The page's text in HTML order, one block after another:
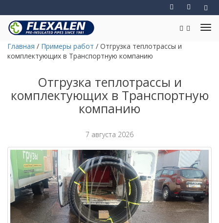
Главная / Примеры работ / Отгрузка теплотрассы и
комплектующих в Транспортную компанию
Отгрузка теплотрассы и
комплектующих в Транспортную
компанию
7 августа 2026